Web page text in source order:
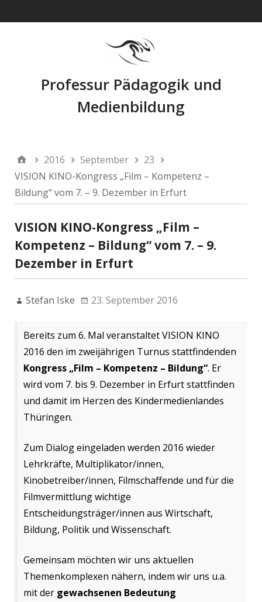
Professur Pädagogik und
Medienbildung
2016 September
23
VISION KINO-Kongress „Film – Kompetenz –
Bildung“ vom 7. – 9. Dezember in Erfurt
VISION KINO-Kongress „Film –
Kompetenz – Bildung“ vom 7. – 9.
Dezember in Erfurt
Stefan Iske 23. September 2016
Bereits zum 6. Mal veranstaltet VISION KINO
2016 den im zweijährigen Turnus stattfindenden
Kongress „Film – Kompetenz – Bildung“. Er
wird vom 7. bis 9. Dezember in Erfurt stattfinden
und damit im Herzen des Kindermedienlandes
Thüringen.
Zum Dialog eingeladen werden 2016 wieder
Lehrkräfte, Multiplikator/innen,
Kinobetreiber/innen, Filmschaffende und für die
Filmvermittlung wichtige
Entscheidungsträger/innen aus Wirtschaft,
Bildung, Politik und Wissenschaft.
Gemeinsam möchten wir uns aktuellen
Themenkomplexen nähern, indem wir uns u.a.
mit der gewachsenen Bedeutung